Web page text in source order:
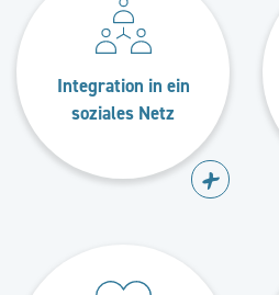
Integration in ein
soziales Netz